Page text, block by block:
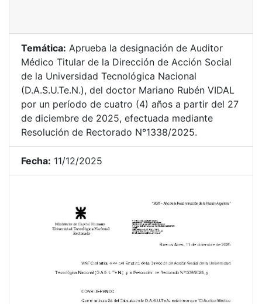
Temática: Aprueba la designación de Auditor
Médico Titular de la Dirección de Acción Social
de la Universidad Tecnológica Nacional
(D.A.S.U.Te.N.), del doctor Mariano Rubén VIDAL
por un período de cuatro (4) años a partir del 27
de diciembre de 2025, efectuada mediante
Resolución de Rectorado N°1338/2025.
Fecha: 11/12/2025